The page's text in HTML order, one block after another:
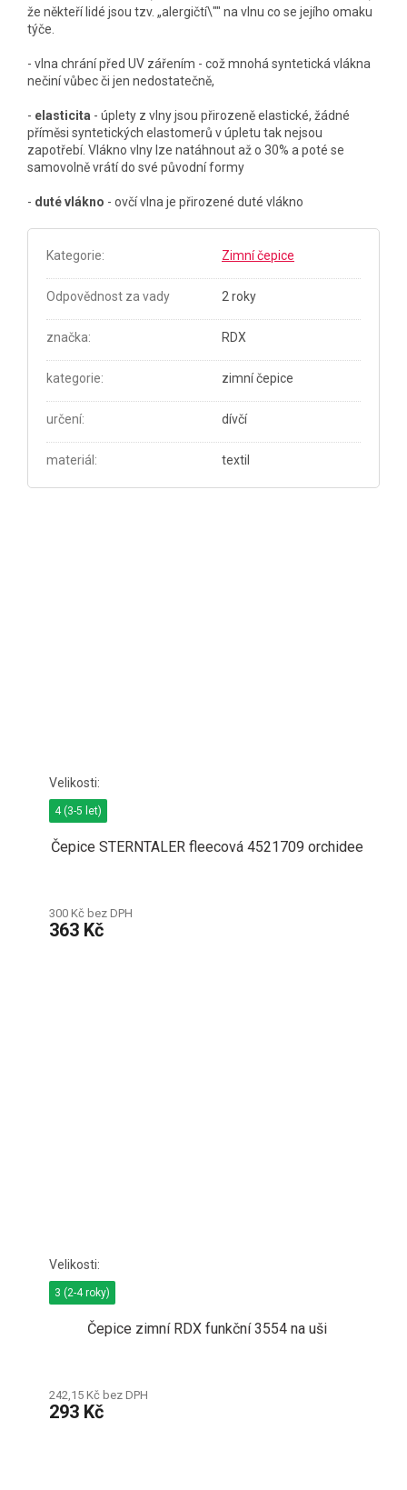
že někteří lidé jsou tzv. „alergičtí\"" na vlnu co se jejího omaku
týče.
- vlna chrání před UV zářením - což mnohá syntetická vlákna
nečiní vůbec či jen nedostatečně,
- elasticita - úplety z vlny jsou přirozeně elastické, žádné
příměsi syntetických elastomerů v úpletu tak nejsou
zapotřebí. Vlákno vlny lze natáhnout až o 30% a poté se
samovolně vrátí do své původní formy
- duté vlákno - ovčí vlna je přirozené duté vlákno
Kategorie: Zimní čepice
Odpovědnost za vady 2 roky
značka: RDX
kategorie: zimní čepice
určení: dívčí
materiál : textil
Čepice STERNTALER fleecová 4521709 orchidee
300 Kč bez DPH
363 Kč
4 (3-5 let)
Čepice zimní RDX funkční 3554 na uši
242,15 Kč bez DPH
293 Kč
3 (2-4 roky)